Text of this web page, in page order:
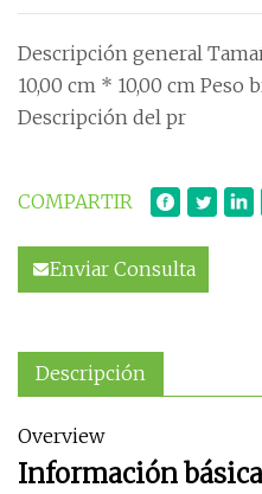
Descripción general
10,00 cm * 10,00 cm Peso
Descripción del pr
COMPARTIR
Enviar Consulta
Descripción
Overview
Información